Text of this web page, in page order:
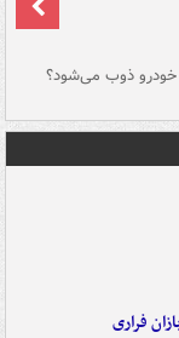
ذوب می‌شود؟
فراری